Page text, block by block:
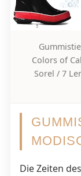
Colors of
Sorel / 7
Die Zeiten